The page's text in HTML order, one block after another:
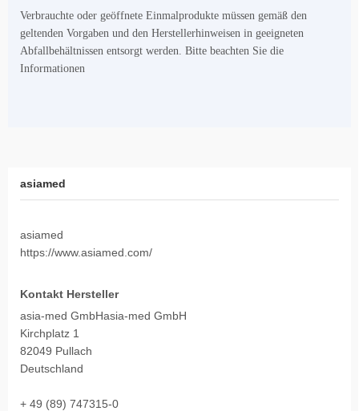
Verbrauchte oder geöffnete Einmalprodukte müssen gemäß den
geltenden Vorgaben und den Herstellerhinweisen in geeigneten
Abfallbehältnissen entsorgt werden. Bitte beachten Sie die
Informationen
asiamed
asiamed
https://www.asiamed.com/
Kontakt Hersteller
asia-med GmbHasia-med GmbH
Kirchplatz 1
82049 Pullach
Deutschland
+ 49 (89) 747315-0